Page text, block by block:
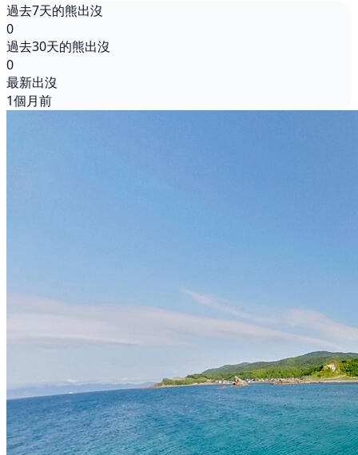
過去7天的熊出沒
0
過去30天的熊出沒
0
最新出沒
1個月前